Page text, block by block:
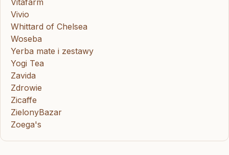
Vivio
Whittard of Chelsea
Woseba
Yerba mate i zestawy
Yogi Tea
Zavida
Zdrowie
Zicaffe
ZielonyBazar
Zoega's